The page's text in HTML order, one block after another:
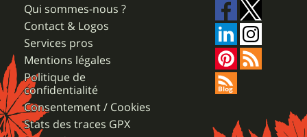
Qui sommes-nous ?
Contact & Logos
Services pros
Mentions légales
Politique de
confidentialité
Consentement / Cookies
Stats des traces GPX